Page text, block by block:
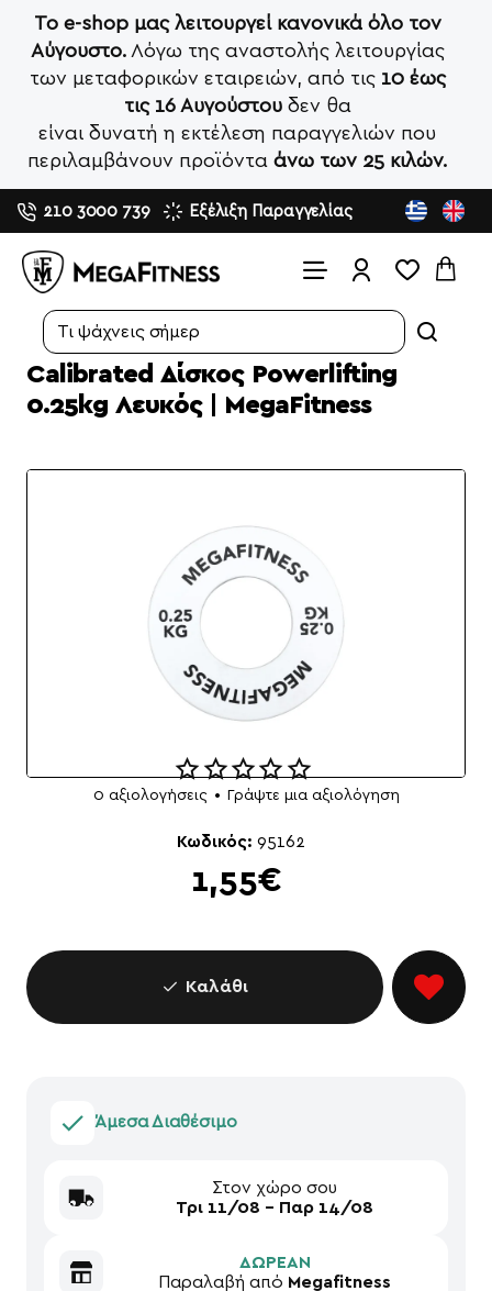
Το e-shop μας λειτουργεί κανονικά όλο τον
Αύγουστο.Λόγω της αναστολής λειτουργίας
των μεταφορικών εταιρειών, από τις 10 έως
τις 16 Αυγούστουδεν θα
είναι δυνατή η εκτέλεση παραγγελιών που
περιλαμβάνουν προϊόντα άνω των 25 κιλών.
210 3000 739 Εξέλιξη Παραγγελίας
Search...
Calibrated Δίσκος Powerlifting
0.25kg Λευκός | MegaFitness
0 αξιολογήσεις • Γράψτε μια αξιολόγηση
1,55€
Κωδικός: 95162
Καλάθι
Άμεσα Διαθέσιμο
Στον χώρο σου
Τρι 11/08 - Παρ 14/08
ΔΩΡΕΑΝ
Παραλαβή από Megafitness